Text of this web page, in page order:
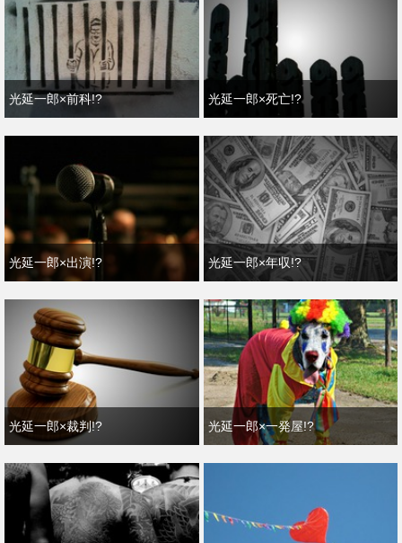
光延一郎×前科!? 光延一郎×死亡!?
光延一郎×出演!? 光延一郎×年収!?
光延一郎×裁判!? 光延一郎×一発屋!?